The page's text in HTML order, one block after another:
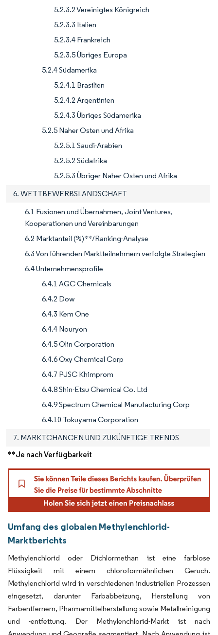
5.2.3.2 Vereinigtes Königreich
5.2.3.3 Italien
5.2.3.4 Frankreich
5.2.3.5 Übriges Europa
5.2.4 Südamerika
5.2.4.1 Brasilien
5.2.4.2 Argentinien
5.2.4.3 Übriges Südamerika
5.2.5 Naher Osten und Afrika
5.2.5.1 Saudi-Arabien
5.2.5.2 Südafrika
5.2.5.3 Übriger Naher Osten und Afrika
6. WETTBEWERBSLANDSCHAFT
6.1 Fusionen und Übernahmen, Joint Ventures,
Kooperationen und Vereinbarungen
6.2 Marktanteil (%)**/Ranking-Analyse
6.3 Von führenden Marktteilnehmern verfolgte Strategien
6.4 Unternehmensprofile
6.4.1 AGC Chemicals
6.4.2 Dow
6.4.3 Kem One
6.4.4 Nouryon
6.4.5 Olin Corporation
6.4.6 Oxy Chemical Corp
6.4.7 PJSC Khimprom
6.4.8 Shin-Etsu Chemical Co. Ltd
6.4.9 Spectrum Chemical Manufacturing Corp
6.4.10 Tokuyama Corporation
7. MARKTCHANCEN UND ZUKÜNFTIGE TRENDS
**Je nach Verfügbarkeit
Umfang des globalen Methylenchlorid-
Marktberichts
Methylenchlorid oder Dichlormethan ist eine farblose
Flüssigkeit mit einem chloroformähnlichen Geruch.
Methylenchlorid wird in verschiedenen industriellen Prozessen
eingesetzt, darunter Farbabbeizung, Herstellung von
Farbentfernern, Pharmamittelherstellung sowie Metallreinigung
und -entfettung. Der Methylenchlorid-Markt ist nach